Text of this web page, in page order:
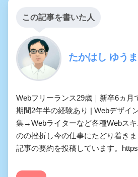
この記事を書いた人
たかはし ゆうま
Webフリーランス29歳｜新卒6ヵ月
期間2年半の経験あり | Webデザ
集→Webライターなど各種Webス
のの挫折し今の仕事にたどり着き
記事の要約を投稿しています。